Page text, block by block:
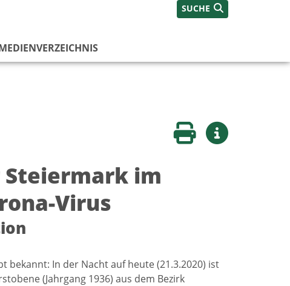
SUCHE
Seite druckenWeitere Infos
im
Virus
bekannt: In der Nacht auf heute (21.3.2020) ist
(Jahrgang 1936) aus dem Bezirk